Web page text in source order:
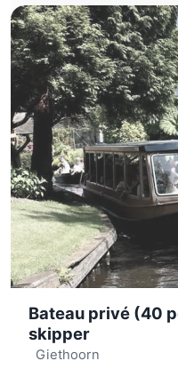
Bateau privé (40
skipper
Giethoorn